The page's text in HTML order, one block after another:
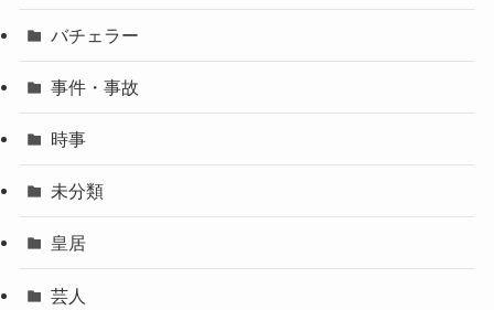
バチェラー
事件・事故
時事
未分類
皇居
芸人